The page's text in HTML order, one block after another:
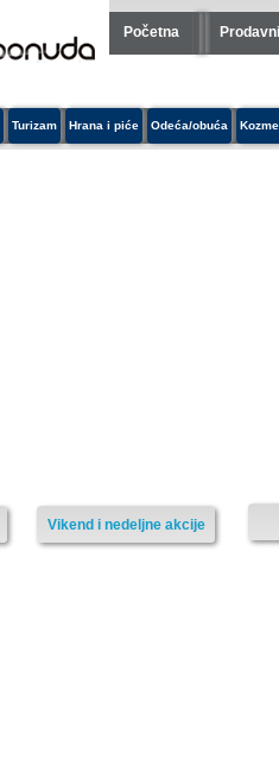
Početna
Turizam Hrana i piće Odeća/obuća
Vikend i nedeljne akcije